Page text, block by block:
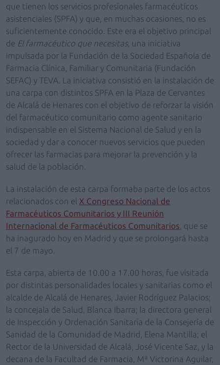
que tienen los servicios profesionales farmacéuticos
asistenciales (SPFA) y que, en muchas ocasiones, no es
suficientemente conocido. Este era el objetivo principal
de El farmacéutico que necesitas, una iniciativa
impulsada por la Fundación de la Sociedad Española de
Farmacia Clínica, Familiar y Comunitaria (Fundación
SEFAC) y TEVA. La iniciativa consistió en la instalación de
una carpa con distintos SPFA en la Plaza de Cervantes
de Alcalá de Henares con el objetivo de reforzar la visión
del farmacéutico comunitario como agente sanitario
indispensable en el Sistema Nacional de Salud y en la
sociedad y dar a conocer nuevos servicios que pueden
ofrecer las farmacias para mejorar la prevención y la
salud de la población.
La instalación de esta carpa formaba parte de los actos
relacionados con el X Congreso Nacional de
Farmacéuticos Comunitarios y III Reunión
Internacional de Farmacéuticos Comunitarios , que se
ha inagurado hoy en Madrid y que se prolongará hasta
el 7 de mayo.
Esta carpa, abierta de 10.00 a 17.00 horas, fue visitada
por distintas personalidades locales y sanitarias como el
alcalde de Alcalá de Henares, Javier Rodríguez Palacios;
la concejala de Salud, Blanca Ibarra; la directora general
de Inspección y Ordenación Sanitaria de la Consejería de
Sanidad de la Comunidad de Madrid, Elena Mantilla; el
Rector de la Universidad de Alcalá, José Vicente Saz, y la
decana de la Facultad de Farmacia, Mª Victorina Aguilar,